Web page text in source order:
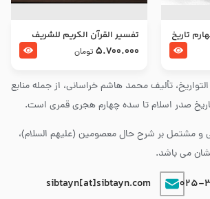
تألیف محمد هاشم خراسانی، از جمله منابع
تاریخ صدر اسلام تا سده چهارم هجری قمری است.
و مشتمل بر شرح حال معصومین (علیهم السلام)،
می باشد.
025-
sibtayn[at]sibtayn.com
تاریخ
محمد
تفسير القرآن الكريم للشريف
المرتضي قدس سرّه
5.700.000 تومان